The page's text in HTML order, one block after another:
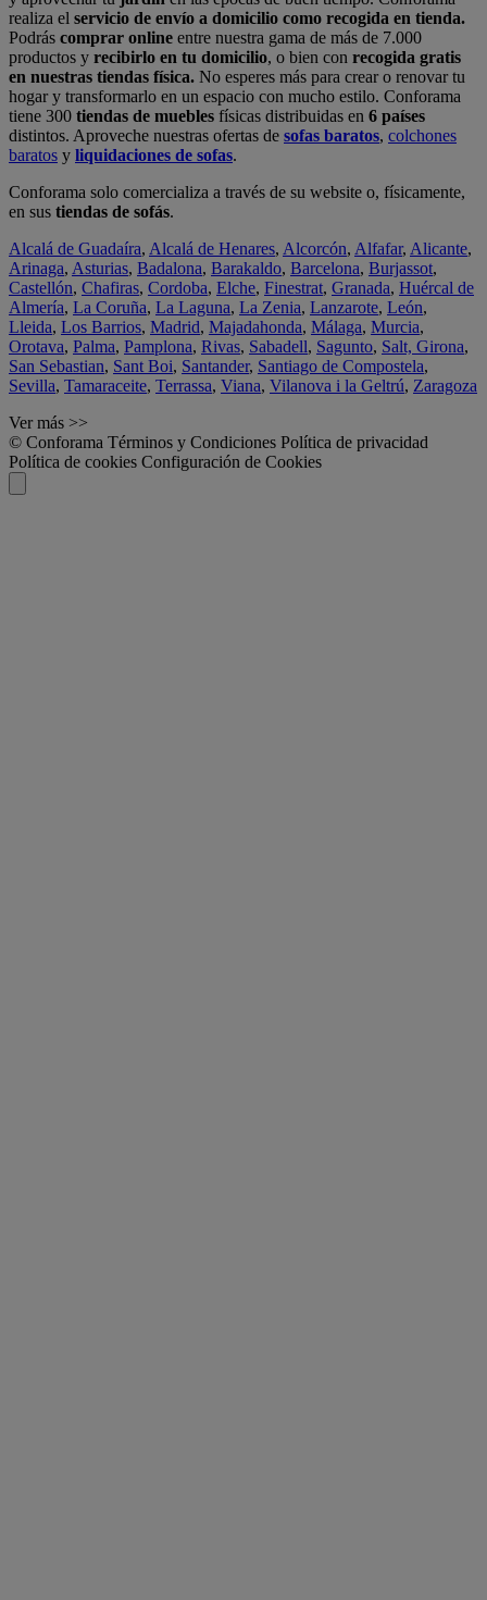
realiza el servicio de envío a domicilio como recogida en tienda.
Podrás comprar online entre nuestra gama de más de 7.000
productos y recibirlo en tu domicilio, o bien con recogida gratis
en nuestras tiendas física. No esperes más para crear o renovar tu
hogar y transformarlo en un espacio con mucho estilo. Conforama
tiene 300 tiendas de muebles físicas distribuidas en 6 países
distintos. Aproveche nuestras ofertas de sofas baratos, colchones
baratos y liquidaciones de sofas.
Conforama solo comercializa a través de su website o, físicamente,
en sus tiendas de sofás.
Alcalá de Guadaíra, Alcalá de Henares, Alcorcón, Alfafar, Alicante,
Arinaga, Asturias, Badalona, Barakaldo, Barcelona, Burjassot,
Castellón, Chafiras, Cordoba, Elche, Finestrat, Granada, Huércal de
Almería, La Coruña, La Laguna, La Zenia, Lanzarote, León,
Lleida, Los Barrios, Madrid, Majadahonda, Málaga, Murcia,
Orotava, Palma, Pamplona, Rivas, Sabadell, Sagunto, Salt, Girona,
San Sebastian, Sant Boi, Santander, Santiago de Compostela,
Sevilla, Tamaraceite, Terrassa, Viana, Vilanova i la Geltrú, Zaragoza
Ver más >>
© Conforama Términos y Condiciones Política de privacidad
Política de cookies Configuración de Cookies